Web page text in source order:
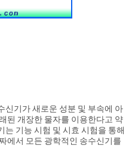
신기가 새로운 성분 및 부속에 아
된 개장한 물자를 이용한다고 약
는 기능 시험 및 시효 시험을 통해
에서 모든 광학적인 송수신기를